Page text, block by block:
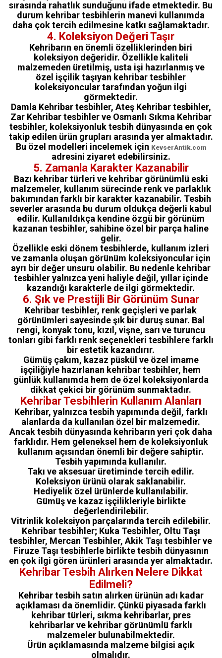
sırasında rahatlık sunduğunu ifade etmektedir. Bu
durum kehribar tesbihlerin manevi kullanımda
daha çok tercih edilmesine katkı sağlamaktadır.
4. Koleksiyon Değeri Taşır
Kehribarın en önemli özelliklerinden biri
koleksiyon değeridir. Özellikle kaliteli
malzemeden üretilmiş, usta işi hazırlanmış ve
özel işçilik taşıyan kehribar tesbihler
koleksiyoncular tarafından yoğun ilgi
görmektedir.
Damla Kehribar tesbihler, Ateş Kehribar tesbihler,
Zar Kehribar tesbihler ve Osmanlı Sıkma Kehribar
tesbihler, koleksiyonluk tesbih dünyasında en çok
takip edilen ürün grupları arasında yer almaktadır.
Bu özel modelleri incelemek için KevserAntik.com
adresini ziyaret edebilirsiniz.
5. Zamanla Karakter Kazanabilir
Bazı kehribar türleri ve kehribar görünümlü eski
malzemeler, kullanım sürecinde renk ve parlaklık
bakımından farklı bir karakter kazanabilir. Tesbih
severler arasında bu durum oldukça değerli kabul
edilir. Kullanıldıkça kendine özgü bir görünüm
kazanan tesbihler, sahibine özel bir parça haline
gelir.
Özellikle eski dönem tesbihlerde, kullanım izleri
ve zamanla oluşan görünüm koleksiyoncular için
ayrı bir değer unsuru olabilir. Bu nedenle kehribar
tesbihler yalnızca yeni haliyle değil, yıllar içinde
kazandığı karakterle de ilgi görmektedir.
6. Şık ve Prestijli Bir Görünüm Sunar
Kehribar tesbihler, renk geçişleri ve parlak
görünümleri sayesinde şık bir duruş sunar. Bal
rengi, konyak tonu, kızıl, vişne, sarı ve turuncu
tonları gibi farklı renk seçenekleri tesbihlere farklı
bir estetik kazandırır.
Gümüş çakım, kazaz püskül ve özel imame
işçiliğiyle hazırlanan kehribar tesbihler, hem
günlük kullanımda hem de özel koleksiyonlarda
dikkat çekici bir görünüm sunmaktadır.
Kehribar Tesbihlerin Kullanım Alanları
Kehribar, yalnızca tesbih yapımında değil, farklı
alanlarda da kullanılan özel bir malzemedir.
Ancak tesbih dünyasında kehribarın yeri çok daha
farklıdır. Hem geleneksel hem de koleksiyonluk
kullanım açısından önemli bir değere sahiptir.
Tesbih yapımında kullanılır.
Takı ve aksesuar üretiminde tercih edilir.
Koleksiyon ürünü olarak saklanabilir.
Hediyelik özel ürünlerde kullanılabilir.
Gümüş ve kazaz işçilikleriyle birlikte
değerlendirilebilir.
Vitrinlik koleksiyon parçalarında tercih edilebilir.
Kehribar tesbihler; Kuka Tesbihler, Oltu Taşı
tesbihler, Mercan Tesbihler, Akik Taşı tesbihler ve
Firuze Taşı tesbihlerle birlikte tesbih dünyasının
en çok ilgi gören ürünleri arasında yer almaktadır.
Kehribar Tesbih Alırken Nelere Dikkat
Edilmeli?
Kehribar tesbih satın alırken ürünün adı kadar
açıklaması da önemlidir. Çünkü piyasada farklı
kehribar türleri, sıkma kehribarlar, pres
kehribarlar ve kehribar görünümlü farklı
malzemeler bulunabilmektedir.
Ürün açıklamasında malzeme bilgisi açık
olmalıdır.